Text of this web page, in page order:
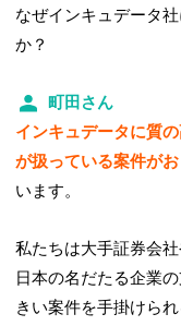
なぜインキュデータ
か？
町田さん
インキュデータに質
が扱っている案件が
います。
私たちは大手証券会
日本の名だたる企業
きい案件を手掛けら